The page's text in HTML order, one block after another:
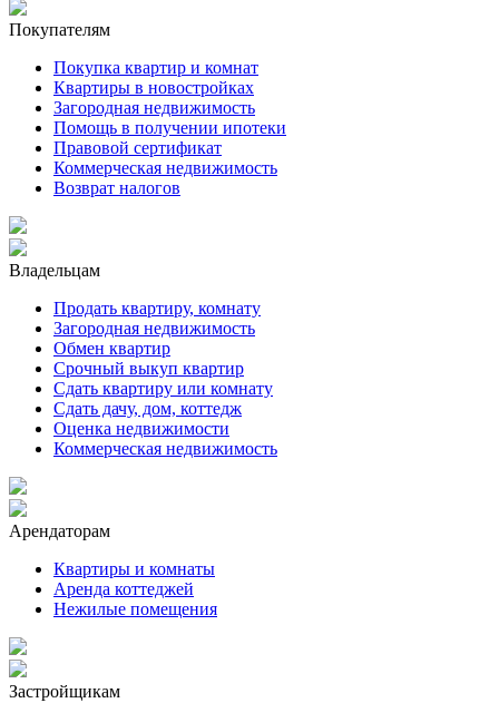
Покупателям
Покупка квартир и комнат
Квартиры в новостройках
Загородная недвижимость
Помощь в получении ипотеки
Правовой сертификат
Коммерческая недвижимость
Возврат налогов
Владельцам
Продать квартиру, комнату
Загородная недвижимость
Обмен квартир
Срочный выкуп квартир
Сдать квартиру или комнату
Сдать дачу, дом, коттедж
Оценка недвижимости
Коммерческая недвижимость
Арендаторам
Квартиры и комнаты
Аренда коттеджей
Нежилые помещения
Застройщикам